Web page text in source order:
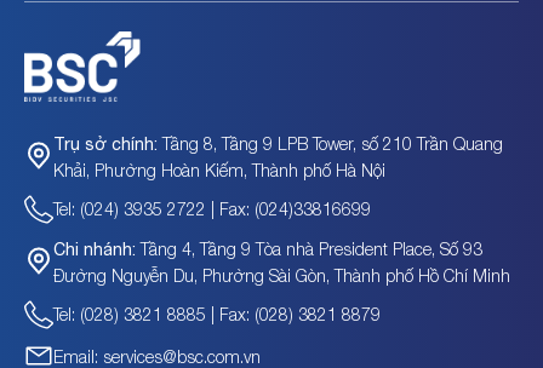
Trụ sở chính: Tầng 8, Tầng 9 LPB Tower, số 210 Trần Quang
Khải, Phường Hoàn Kiếm, Thành phố Hà Nội
Tel: (024) 3935 2722 | Fax: (024)33816699
Chi nhánh: Tầng 4, Tầng 9 Tòa nhà President Place, Số 93
Đường Nguyễn Du, Phường Sài Gòn, Thành phố Hồ Chí Minh
Tel: (028) 3821 8885 | Fax: (028) 3821 8879
Email: services@bsc.com.vn